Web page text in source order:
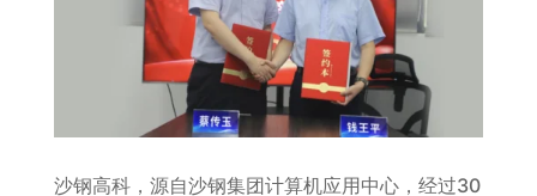
沙钢高科，源自沙钢集团计算机应用中心，经过30